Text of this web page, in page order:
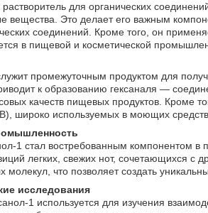
растворитель для органических
Это делает его важным
соединений. Кроме того, он
в пищевой и косметической
промежуточным продуктом для
к образованию гексаналя —
качеств пищевых продуктов. Кроме
широко используемых в моющих
1 стал востребованным компонентом
легких, свежих нот, сочетающихся
что позволяет создать
исследования
1 используется для изучения